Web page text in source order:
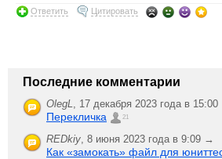
Ответить Цитировать
Последние комментарии
OlegL 17 декабря 2023 года в
Перекличка 21
REDkiy 8 июня 2023 года в 9:09 →
Как «замокать» файл для